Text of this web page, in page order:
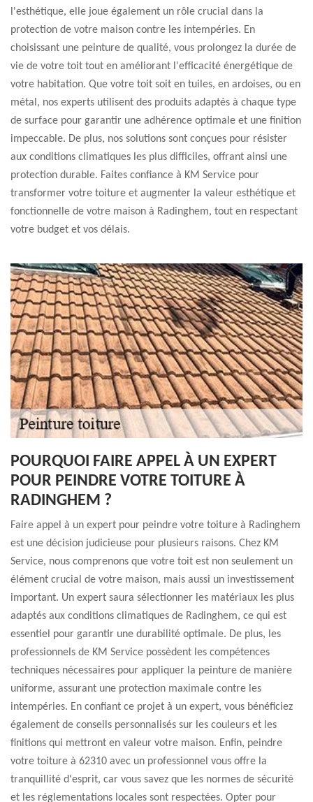
l'esthétique, elle joue également un rôle crucial dans la
protection de votre maison contre les intempéries. En
choisissant une peinture de qualité, vous prolongez la durée de
vie de votre toit tout en améliorant l'efficacité énergétique de
votre habitation. Que votre toit soit en tuiles, en ardoises, ou en
métal, nos experts utilisent des produits adaptés à chaque type
de surface pour garantir une adhérence optimale et une finition
impeccable. De plus, nos solutions sont conçues pour résister
aux conditions climatiques les plus difficiles, offrant ainsi une
protection durable. Faites confiance à KM Service pour
transformer votre toiture et augmenter la valeur esthétique et
fonctionnelle de votre maison à Radinghem, tout en respectant
votre budget et vos délais.
POURQUOI FAIRE APPEL À UN EXPERT
POUR PEINDRE VOTRE TOITURE À
RADINGHEM ?
Faire appel à un expert pour peindre votre toiture à Radinghem
est une décision judicieuse pour plusieurs raisons. Chez KM
Service, nous comprenons que votre toit est non seulement un
élément crucial de votre maison, mais aussi un investissement
important. Un expert saura sélectionner les matériaux les plus
adaptés aux conditions climatiques de Radinghem, ce qui est
essentiel pour garantir une durabilité optimale. De plus, les
professionnels de KM Service possèdent les compétences
techniques nécessaires pour appliquer la peinture de manière
uniforme, assurant une protection maximale contre les
intempéries. En confiant ce projet à un expert, vous bénéficiez
également de conseils personnalisés sur les couleurs et les
finitions qui mettront en valeur votre maison. Enfin, peindre
votre toiture à 62310 avec un professionnel vous offre la
tranquillité d'esprit, car vous savez que les normes de sécurité
et les réglementations locales sont respectées. Opter pour